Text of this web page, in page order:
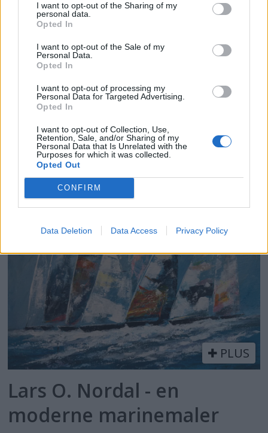
I want to opt-out of the Sharing of my
personal data.
Opted In
I want to opt-out of the Sale of my
Personal Data.
Opted In
I want to opt-out of processing my
Personal Data for Targeted Advertising.
Opted In
I want to opt-out of Collection, Use,
Retention, Sale, and/or Sharing of my
Personal Data that Is Unrelated with the
Purposes for which it was collected.
Opted Out
CONFIRM
Data Deletion Data Access Privacy Policy
Ti spennende nyheter på
Båter i sjøen
nyheter i år. Blant nyhetene du kan oppleve er
daycruiseren Askeladden Fenix 66BR og
halvplaneren Saga 355.
PLUS
Lars O. Nordal - en
moderne marinemaler